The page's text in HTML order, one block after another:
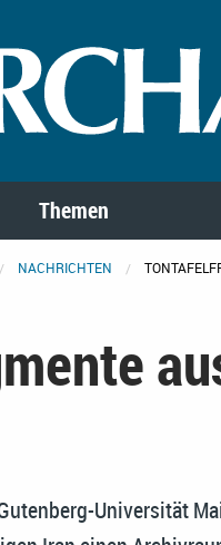
Themen
NACHRICHTEN
Universität